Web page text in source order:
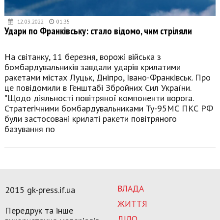
12.03.2022 01:35
Удари по Франківську: стало відомо, чим стріляли
На світанку, 11 березня, ворожі війська з
бомбардувальників завдали ударів крилатими
ракетами містах Луцьк, Дніпро, Івано-Франківськ. Про
це повідомили в Генштабі Збройних Сил України.
"Щодо діяльності повітряної компоненти ворога.
Стратегічними бомбардувальниками Ту-95МС ПКС РФ
були застосовані крилаті ракети повітряного
базування по
ВЛАДА
ЖИТТЯ
2015 gk-press.if.ua
Передрук та інше